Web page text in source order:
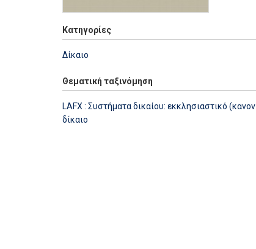
Κατηγορίες
Δίκαιο
Θεματική ταξινόμηση
LAFX : Συστήματα δικαίου: εκκλησιαστικό
δίκαιο